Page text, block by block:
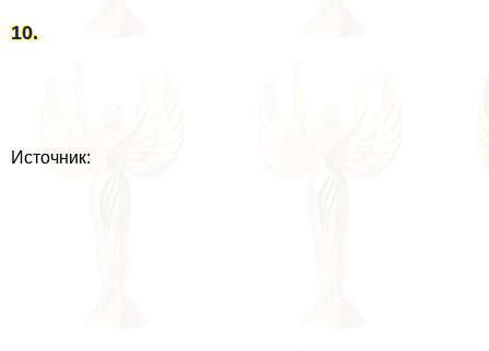
10.
Источник: